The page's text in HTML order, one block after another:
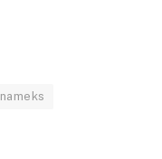
nameks